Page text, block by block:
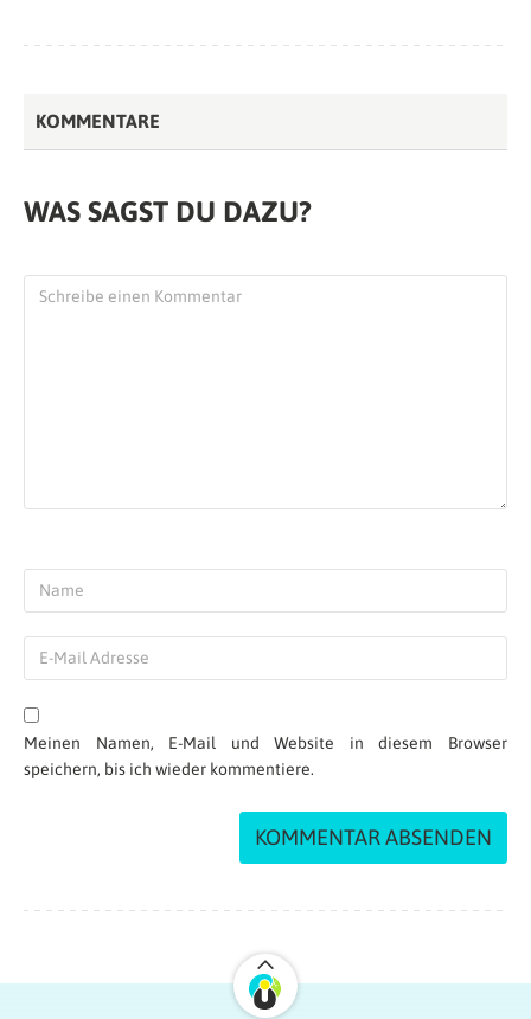
KOMMENTARE
WAS SAGST DU DAZU?
Meinen Namen, E-Mail und Website in diesem Browser
speichern, bis ich wieder kommentiere.